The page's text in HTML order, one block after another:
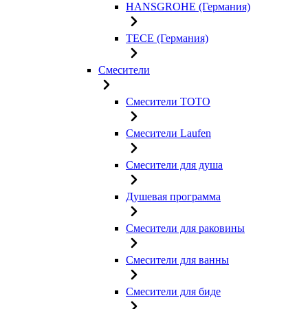
HANSGROHE (Германия)
TECE (Германия)
Смесители
Смесители TOTO
Смесители Laufen
Смесители для душа
Душевая программа
Смесители для раковины
Смесители для ванны
Смесители для биде